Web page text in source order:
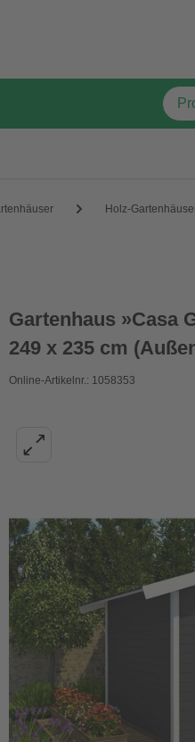
Holz-
Gartenhaus »Casa
249 x 235 cm
Online-Artikelnr.: 1058353